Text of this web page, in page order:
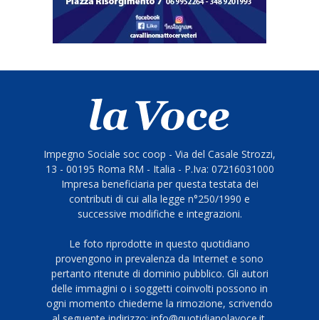
Impegno Sociale soc coop - Via del Casale Strozzi,
13 - 00195 Roma RM - Italia - P.Iva: 07216031000
Impresa beneficiaria per questa testata dei
contributi di cui alla legge n°250/1990 e
successive modifiche e integrazioni.
Le foto riprodotte in questo quotidiano
provengono in prevalenza da Internet e sono
pertanto ritenute di dominio pubblico. Gli autori
delle immagini o i soggetti coinvolti possono in
ogni momento chiederne la rimozione, scrivendo